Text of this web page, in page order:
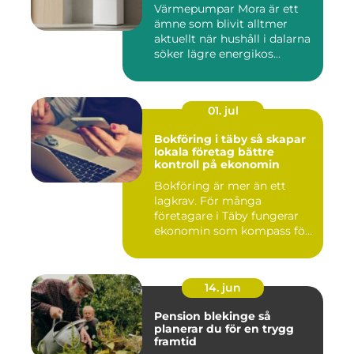
Värmepumpar Mora är ett
ämne som blivit alltmer
aktuellt när hushåll i dalarna
söker lägre energikos...
01. jul
Bokföring i täby så skapar
lokala företag bättre
kontroll på ekonomin
Bokföring är mer än ett
lagkrav. För många
företagare i Täby fungerar
ekonomin som kompass för
14. jun
Pension blekinge så
planerar du för en trygg
framtid